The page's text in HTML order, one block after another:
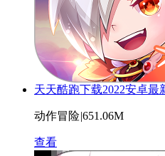
天天酷跑下载2022安卓最
动作冒险|651.06M
查看